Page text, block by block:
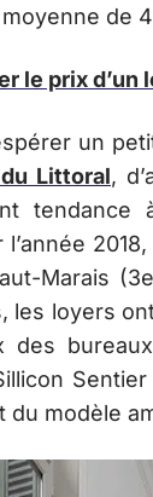
de
le prix d’un
un
Littoral,
Marais
les loyers
du modèle